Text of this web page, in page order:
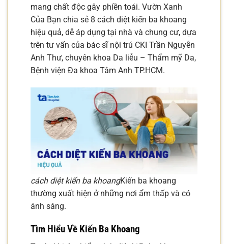
mang chất độc gây phiền toái. Vườn Xanh
Của Bạn chia sẻ 8 cách diệt kiến ba khoang
hiệu quả, dễ áp dụng tại nhà và chung cư, dựa
trên tư vấn của bác sĩ nội trú CKI Trần Nguyễn
Anh Thư, chuyên khoa Da liễu – Thẩm mỹ Da,
Bệnh viện Đa khoa Tâm Anh TP.HCM.
cách diệt kiến ba khoangKiến ba khoang
thường xuất hiện ở những nơi ẩm thấp và có
ánh sáng.
Tìm Hiểu Về Kiến Ba Khoang